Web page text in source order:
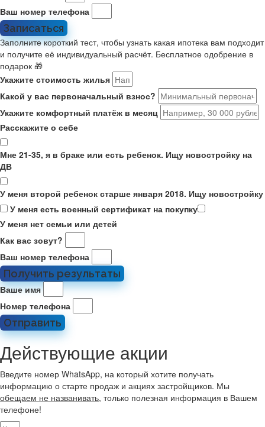
Ваш номер телефона
Записаться
Заполните короткий тест, чтобы узнать какая ипотека вам подходит
и получите её индивидуальный расчёт. Бесплатное одобрение в
подарок 🎁
Укажите стоимость жилья
Какой у вас первоначальный взнос?
Укажите комфортный платёж в месяц
Расскажите о себе
Мне 21-35, я в браке или есть ребенок. Ищу новостройку на
ДВ
У меня второй ребенок старше января 2018. Ищу новостройку
У меня есть военный сертификат на покупку
У меня нет семьи или детей
Как вас зовут?
Ваш номер телефона
Получить результаты
Ваше имя
Номер телефона
Отправить
Действующие акции
Введите номер WhatsApp, на который хотите получать
информацию о старте продаж и акциях застройщиков. Мы
обещаем не названивать, только полезная информация в Вашем
телефоне!